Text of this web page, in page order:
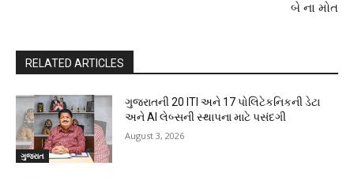
બે ના મોત
RELATED ARTICLES
ગુજરાત
ગુજરાતની 20 ITI અને 17 પોલિટેકનિકની ડેટા
અને AI લેબ્સની સ્થાપના માટે પસંદગી
August 3, 2026